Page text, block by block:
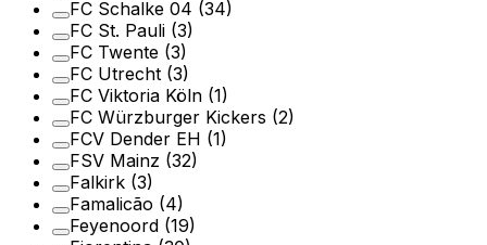
FC Schalke 04 (34)
FC St. Pauli (3)
FC Twente (3)
FC Utrecht (3)
FC Viktoria Köln (1)
FC Würzburger Kickers (2)
FCV Dender EH (1)
FSV Mainz (32)
Falkirk (3)
Famalicão (4)
Feyenoord (19)